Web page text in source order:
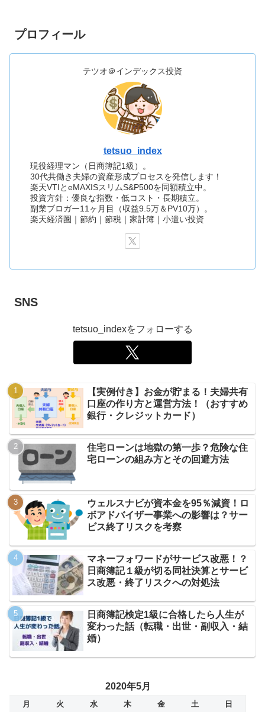
プロフィール
テツオ＠インデックス投資
tetsuo_index
現役経理マン（日商簿記1級）。
30代共働き夫婦の資産形成プロセスを発信します！
楽天VTIとeMAXISスリムS&P500を同額積立中。
投資方針：優良な指数・低コスト・長期積立。
副業ブロガー11ヶ月目（収益9.5万＆PV10万）。
楽天経済圏｜節約｜節税｜家計簿｜小遣い投資
SNS
tetsuo_indexをフォローする
【実例付き】お金が貯まる！夫婦共有
口座の作り方と運営方法！（おすすめ
銀行・クレジットカード）
住宅ローンは地獄の第一歩？危険な住
宅ローンの組み方とその回避方法
ウェルスナビが資本金を95％減資！ロ
ボアドバイザー事業への影響は？サー
ビス終了リスクを考察
マネーフォワードがサービス改悪！？
日商簿記１級が切る同社決算とサービ
ス改悪・終了リスクへの対処法
日商簿記検定1級に合格したら人生が
変わった話（転職・出世・副収入・結
婚）
2020年5月
月 火 水 木 金 土 日